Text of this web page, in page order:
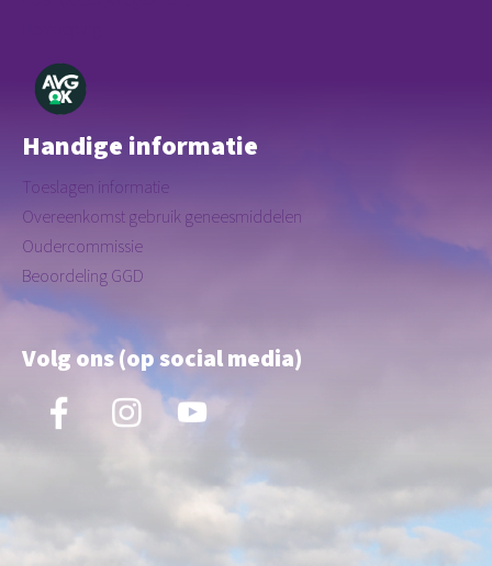
Handige informatie
Toeslagen informatie
Overeenkomst gebruik geneesmiddelen
Oudercommissie
Beoordeling GGD
Volg ons (op social media)